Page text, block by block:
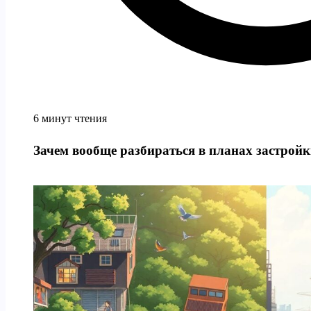
6 минут чтения
Зачем вообще разбираться в планах